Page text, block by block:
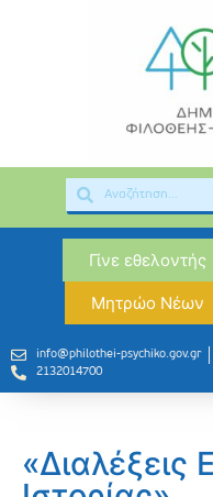
Γίνε εθελοντής
Μητρώο Νέων
info@philothei-psychiko.gov.gr
2132014700
«Διαλέξεις